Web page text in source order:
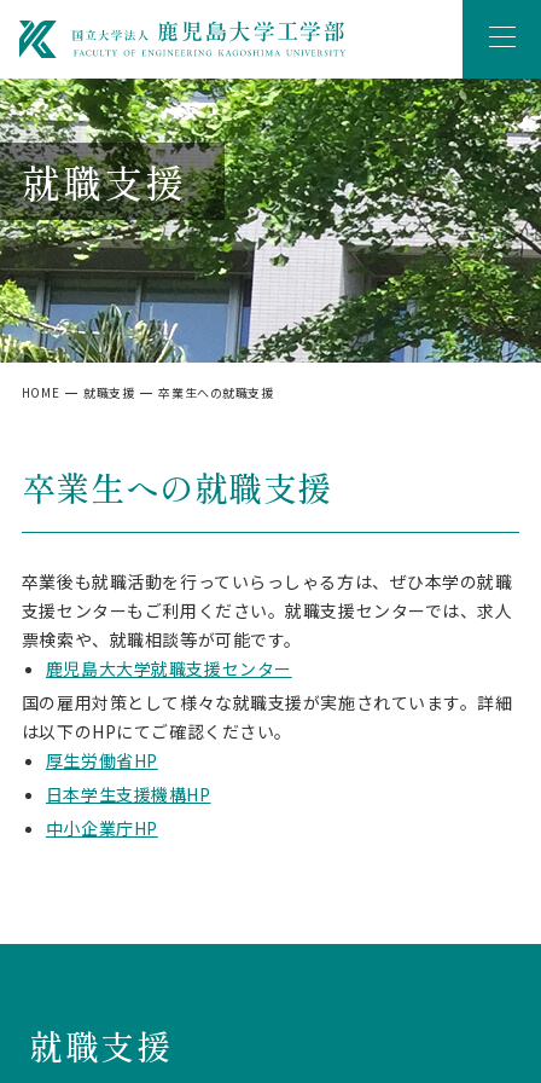
就職支援
HOME 就職支援 卒業生への就職支援
卒業生への就職支援
卒業後も就職活動を行っていらっしゃる方は、ぜひ本学の就職
支援センターもご利用ください。就職支援センターでは、求人
票検索や、就職相談等が可能です。
鹿児島大大学就職支援センター
国の雇用対策として様々な就職支援が実施されています。詳細
は以下のHPにてご確認ください。
厚生労働省HP
日本学生支援機構HP
中小企業庁HP
就職支援